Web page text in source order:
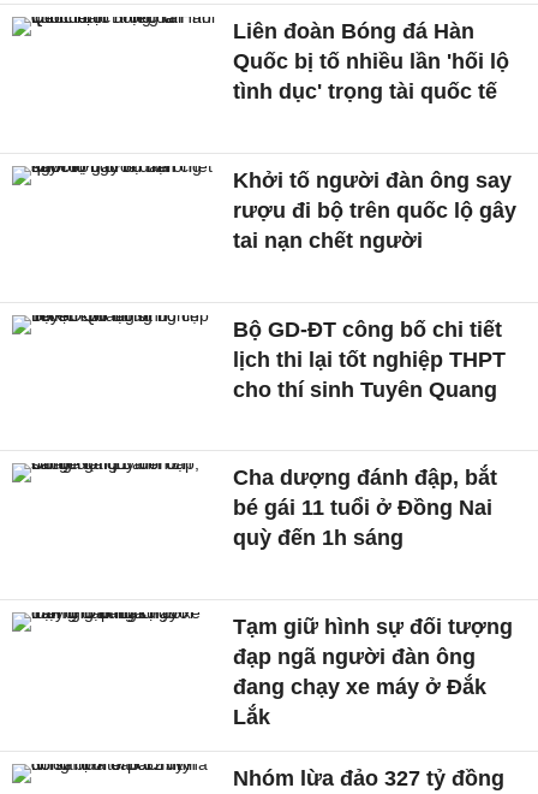
Liên đoàn Bóng đá Hàn
Quốc bị tố nhiều lần 'hối lộ
tình dục' trọng tài quốc tế
Khởi tố người đàn ông say
rượu đi bộ trên quốc lộ gây
tai nạn chết người
Bộ GD-ĐT công bố chi tiết
lịch thi lại tốt nghiệp THPT
cho thí sinh Tuyên Quang
Cha dượng đánh đập, bắt
bé gái 11 tuổi ở Đồng Nai
quỳ đến 1h sáng
Tạm giữ hình sự đối tượng
đạp ngã người đàn ông
đang chạy xe máy ở Đắk
Lắk
Nhóm lừa đảo 327 tỷ đồng